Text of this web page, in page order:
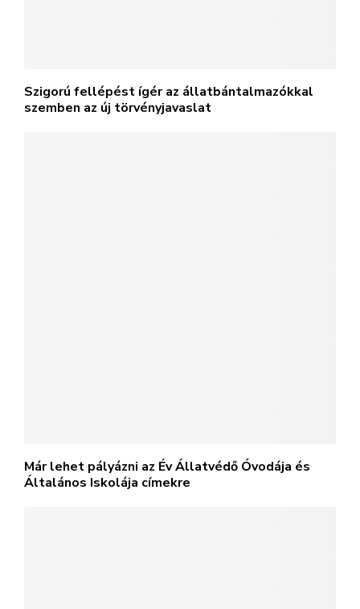
Szigorú fellépést ígér az állatbántalmazókkal
szemben az új törvényjavaslat
Már lehet pályázni az Év Állatvédő Óvodája és
Általános Iskolája címekre